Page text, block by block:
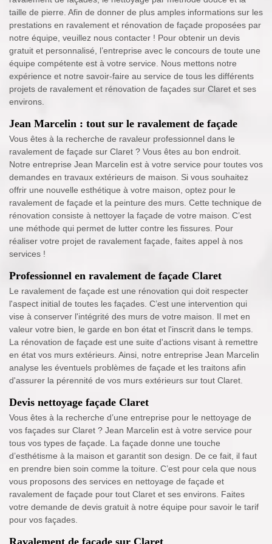
taille de pierre. Afin de donner de plus amples informations sur les
prestations en ravalement et rénovation de façade proposées par
notre équipe, veuillez nous contacter ! Pour obtenir un devis
gratuit et personnalisé, l’entreprise avec le concours de toute une
équipe compétente est à votre service. Nous mettons notre
expérience et notre savoir-faire au service de tous les différents
projets de ravalement et rénovation de façades sur Claret et ses
environs.
Jean Marcelin : tout sur le ravalement de façade
Vous êtes à la recherche de ravaleur professionnel dans le
ravalement de façade sur Claret ? Vous êtes au bon endroit.
Notre entreprise Jean Marcelin est à votre service pour toutes vos
demandes en travaux extérieurs de maison. Si vous souhaitez
offrir une nouvelle esthétique à votre maison, optez pour le
ravalement de façade et la peinture des murs. Cette technique de
rénovation consiste à nettoyer la façade de votre maison. C’est
une méthode qui permet de lutter contre les fissures. Pour
réaliser votre projet de ravalement façade, faites appel à nos
services !
Professionnel en ravalement de façade Claret
Le ravalement de façade est une rénovation qui doit respecter
l'aspect initial de toutes les façades. C’est une intervention qui
vise à conserver l'intégrité des murs de votre maison. Il met en
valeur votre bien, le garde en bon état et l'inscrit dans le temps.
La rénovation de façade est une suite d'actions visant à remettre
en état vos murs extérieurs. Ainsi, notre entreprise Jean Marcelin
analyse les éventuels problèmes de façade et les traitons afin
d'assurer la pérennité de vos murs extérieurs sur tout Claret.
Devis nettoyage façade Claret
Vous êtes à la recherche d’une entreprise pour le nettoyage de
vos façades sur Claret ? Jean Marcelin est à votre service pour
tous vos types de façade. La façade donne une touche
d’esthétisme à la maison et garantit son design. De ce fait, il faut
en prendre bien soin comme la toiture. C’est pour cela que nous
vous proposons des services en nettoyage de façade et
ravalement de façade pour tout Claret et ses environs. Faites
votre demande de devis gratuit à notre équipe pour savoir le tarif
pour vos façades.